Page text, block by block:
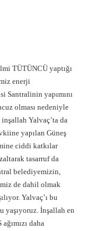
TÜTÜNCÜ yaptığı
enerji
Santralinin yapımını
olması nedeniyle
Yalvaç’ta da
yapılan Güneş
ciddi katkılar
tasarruf da
belediyemizin,
de dahil olmak
Yalvaç’ı bu
yaşıyoruz. İnşallah en
daha